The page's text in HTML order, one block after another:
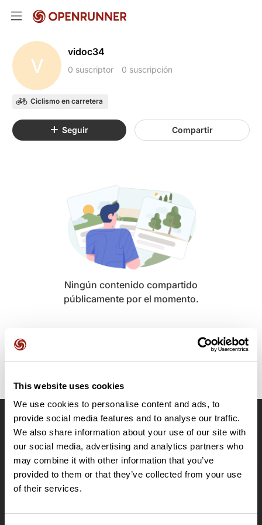
This website uses cookies
We use cookies to personalise content and ads, to
provide social media features and to analyse our traffic.
We also share information about your use of our site with
our social media, advertising and analytics partners who
may combine it with other information that you’ve
provided to them or that they’ve collected from your use
of their services.
V
vidoc34
0 suscriptor 0 suscripción
Ciclismo en carretera
Seguir Compartir
Ningún contenido compartido
públicamente por el momento.
OpenRunner
Equipo
Empleo
A proposito
Contacto